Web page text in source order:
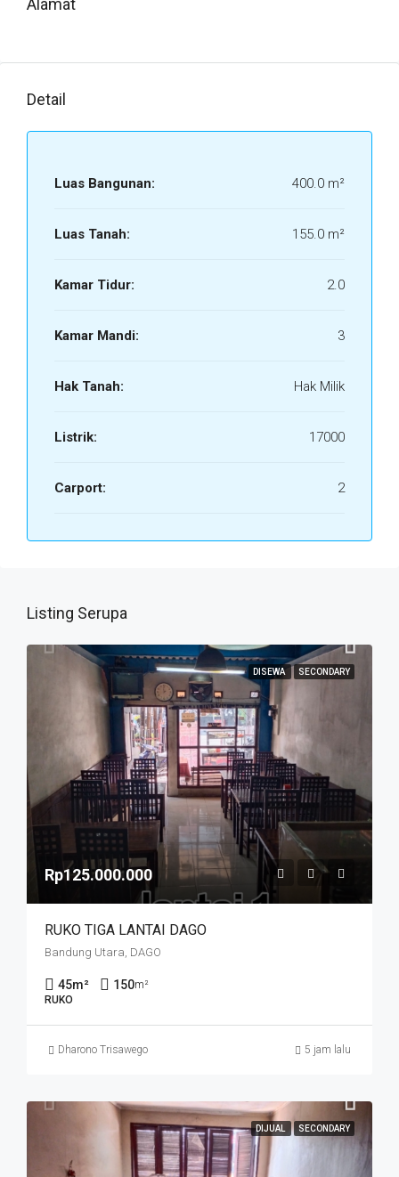
Alamat
Detail
Luas Bangunan: 400.0 m²
Luas Tanah: 155.0 m²
Kamar Tidur: 2.0
Kamar Mandi: 3
Hak Tanah: Hak Milik
Listrik: 17000
Carport: 2
Listing Serupa
DISEWA SECONDARY
Rp125.000.000
RUKO TIGA LANTAI DAGO
Bandung Utara, DAGO
45m² 150m²
RUKO
Dharono Trisawego 5 jam lalu
DIJUAL SECONDARY